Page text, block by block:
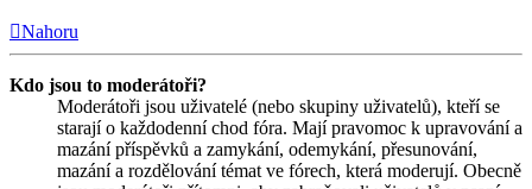
Nahoru
Kdo jsou to moderátoři?
Moderátoři jsou uživatelé (nebo skupiny uživatelů), kteří se
starají o každodenní chod fóra. Mají pravomoc k upravování a
mazání příspěvků a zamykání, odemykání, přesunování,
mazání a rozdělování témat ve fórech, která moderují. Obecně